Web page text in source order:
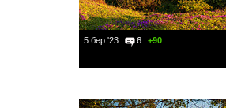
5 бер '23 6 +90